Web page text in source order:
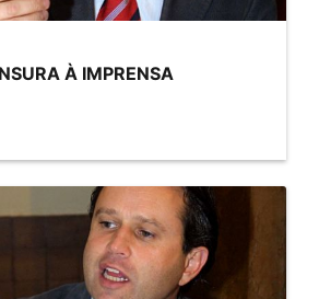
À IMPRENSA